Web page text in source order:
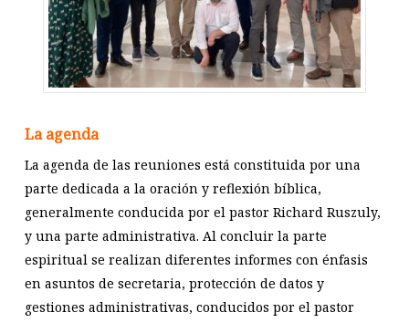
La agenda
La agenda de las reuniones está constituida por una
parte dedicada a la oración y reflexión bíblica,
generalmente conducida por el pastor Richard Ruszuly,
y una parte administrativa. Al concluir la parte
espiritual se realizan diferentes informes con énfasis
en asuntos de secretaria, protección de datos y
gestiones administrativas, conducidos por el pastor